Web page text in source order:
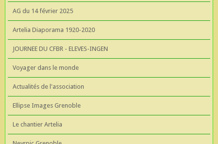
AG du 14 février 2025
Artelia Diaporama 1920-2020
JOURNEE DU CFBR - ELEVES-INGEN
Voyager dans le monde
Actualités de l'association
Ellipse Images Grenoble
Le chantier Artelia